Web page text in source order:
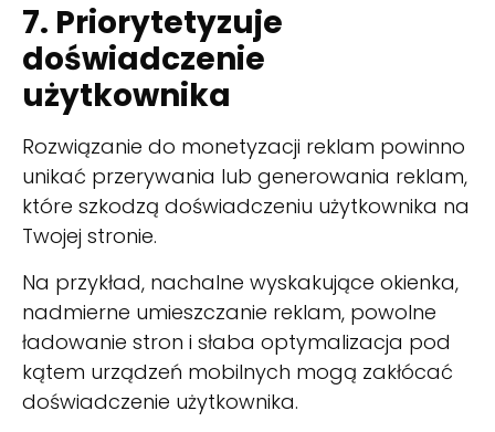
7. Priorytetyzuje
doświadczenie
użytkownika
Rozwiązanie do monetyzacji reklam powinno
unikać przerywania lub generowania reklam,
które szkodzą doświadczeniu użytkownika na
Twojej stronie.
Na przykład, nachalne wyskakujące okienka,
nadmierne umieszczanie reklam, powolne
ładowanie stron i słaba optymalizacja pod
kątem urządzeń mobilnych mogą zakłócać
doświadczenie użytkownika.